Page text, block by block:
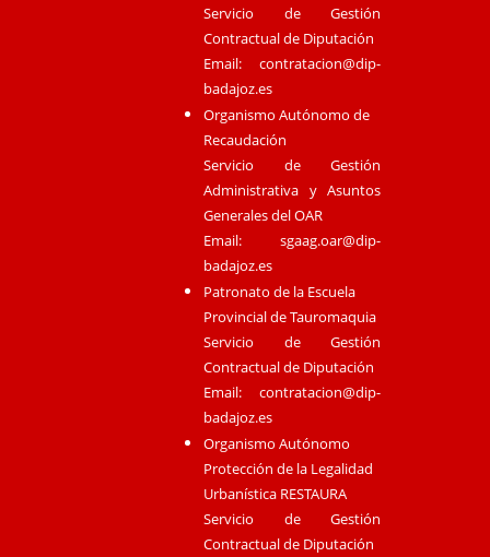
Servicio de Gestión
Contractual de Diputación
Email:contratacion@dip-
badajoz.es
Organismo Autónomo de
Recaudación
Servicio de Gestión
Administrativa y Asuntos
Generales del OAR
Email:sgaag.oar@dip-
badajoz.es
Patronato de la Escuela
Provincial de Tauromaquia
Servicio de Gestión
Contractual de Diputación
Email:contratacion@dip-
badajoz.es
Organismo Autónomo
Protección de la Legalidad
Urbanística RESTAURA
Servicio de Gestión
Contractual de Diputación